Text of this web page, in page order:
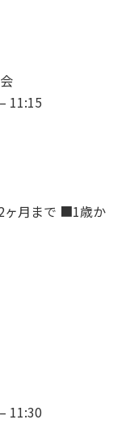
11:15
月まで ■1歳か
11:30